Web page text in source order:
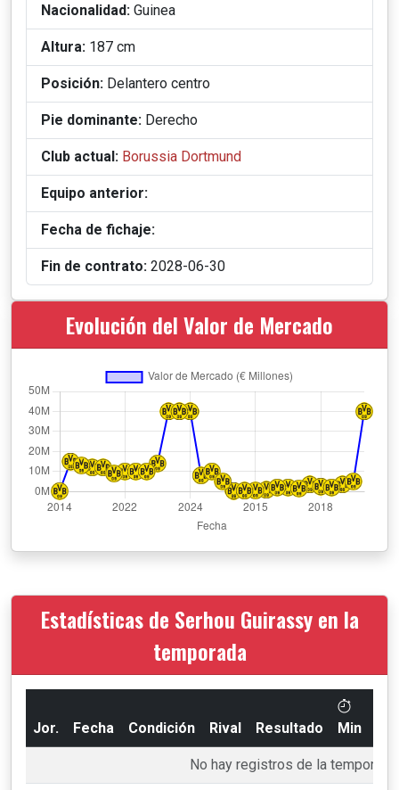
Nacionalidad: Guinea
Altura: 187 cm
Posición: Delantero centro
Pie dominante: Derecho
Club actual: Borussia Dortmund
Equipo anterior:
Fecha de fichaje:
Fin de contrato: 2028-06-30
Evolución del Valor de Mercado
Estadísticas de Serhou Guirassy en la
temporada
Jor. Fecha Condición Rival Resultado Min
No hay registros de la